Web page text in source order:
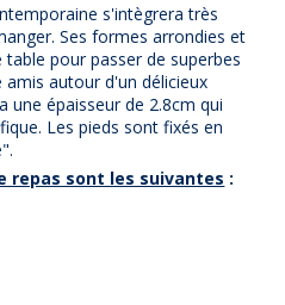
s'intègrera très
Ses formes arrondies et
pour passer de superbes
autour d'un délicieux
une épaisseur de 2.8cm qui
Les pieds sont fixés en
repas sont les suivantes :